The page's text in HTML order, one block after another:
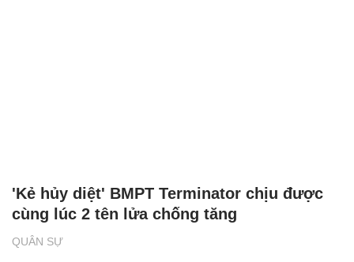
QUÂN SỰ
'Kẻ hủy diệt' BMPT Terminator chịu được
cùng lúc 2 tên lửa chống tăng